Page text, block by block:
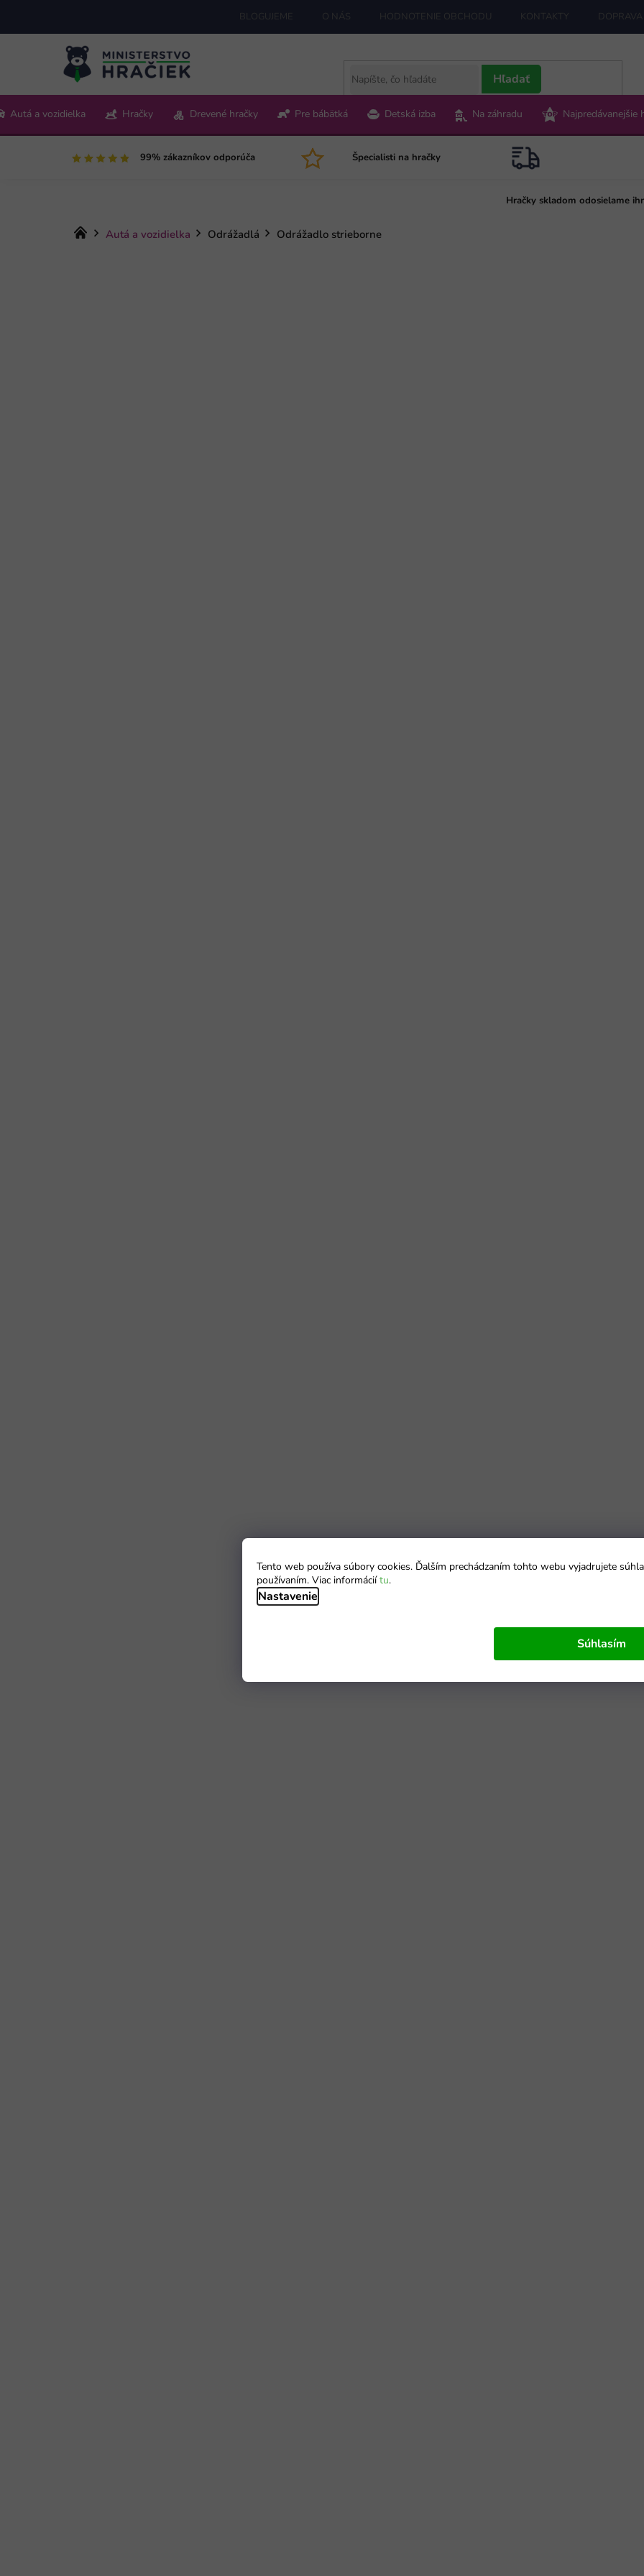
Tento web používa súbory cookies. Ďalším prechádzaním tohto webu vyjadrujete
používaním. Viac informáciítu.
Nastavenie
Súhlasím
obsah
BLOGUJEME O NÁS HODNOTENIE OBCHODU KONTAKTY
Pon-Pia 9:00-15:00
Hľadať
Autá a vozidielka Hračky Drevené hračky Pre bábätká Detská izba Na záhradu Najpredávanejšie
99% zákazníkov odporúča Špecialisti na hračky
Hračky skladom odosielame
Domov
Autá a vozidielka Odrážadlá Odrážadlo strieborne